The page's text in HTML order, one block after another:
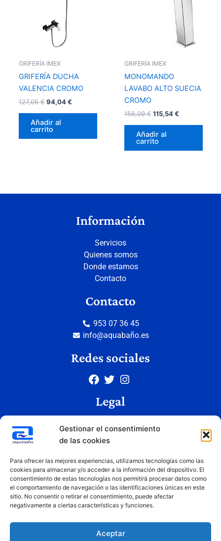
Gestionar el consentimiento
de las cookies
Para ofrecer las mejores experiencias, utilizamos tecnologías como las
cookies para almacenar y/o acceder a la información del dispositivo. El
consentimiento de estas tecnologías nos permitirá procesar datos como
el comportamiento de navegación o las identificaciones únicas en este
sitio. No consentir o retirar el consentimiento, puede afectar
negativamente a ciertas características y funciones.
Aceptar
GRIFERÍA IMEX
GRIFERÍA DUCHA
VALENCIA CROMO
127,05€ 94,04€
Añadir al
carrito
GRIFERÍA IMEX
MONOMANDO
LAVABO ALTO SUECIA
CROMO
156,09€ 115,54€
Añadir al
carrito
Información
Servicios
Quienes somos
Donde estamos
Contacto
Contacto
953 07 36 45
info@aquabaño.es
Redes sociales
Legal
Política de privacidad
Condiciones de uso
Copyright © 2026 Aquabaño | Todos los derechos reservados
Diseñado porInnovation Studio